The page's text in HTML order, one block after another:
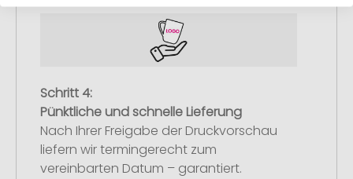
Schritt 4:
Pünktliche und schnelle Lieferung
Nach Ihrer Freigabe der Druckvorschau
liefern wir termingerecht zum
vereinbarten Datum – garantiert.